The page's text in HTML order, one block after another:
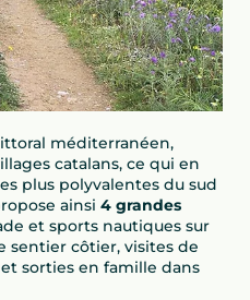
méditerranéen,
catalans, ce qui en
plus polyvalentes du sud
ainsi 4 grandes
et sports nautiques sur
sentier côtier, visites de
sorties en famille dans